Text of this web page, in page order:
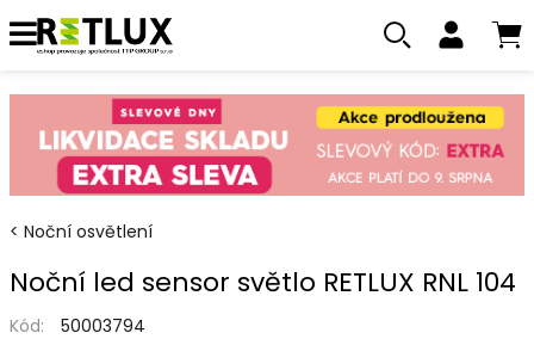
Noční osvětlení
Noční led sensor světlo RETLUX RNL 104
Kód:
50003794